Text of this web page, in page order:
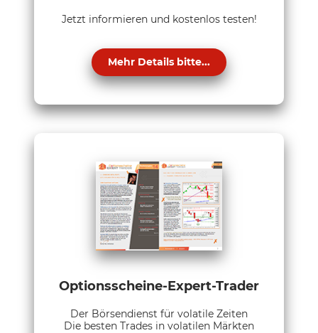
Jetzt informieren und kostenlos testen!
Mehr Details bitte...
Optionsscheine-Expert-Trader
Der Börsendienst für volatile Zeiten
Die besten Trades in volatilen Märkten